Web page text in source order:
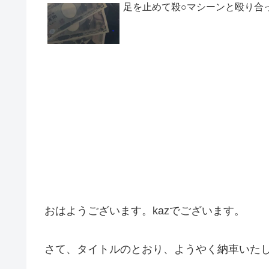
足を止めて殺○マシーンと殴り合
おはようございます。kazでございます。
さて、タイトルのとおり、ようやく納車いた